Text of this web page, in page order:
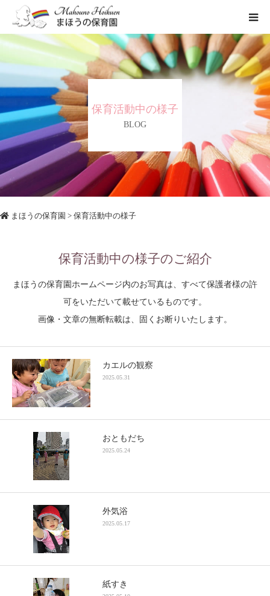
保育活動中の様子
BLOG
まほうの保育園 > 保育活動中の様子
保育活動中の様子のご紹介
まほうの保育園ホームページ内のお写真は、すべて保護者様の許
可をいただいて載せているものです。
画像・文章の無断転載は、固くお断りいたします。
カエルの観察
2025.05.31
おともだち
2025.05.24
外気浴
2025.05.17
紙すき
まほうの保育園の想い
保育内容
各園のご紹介
一時保育について